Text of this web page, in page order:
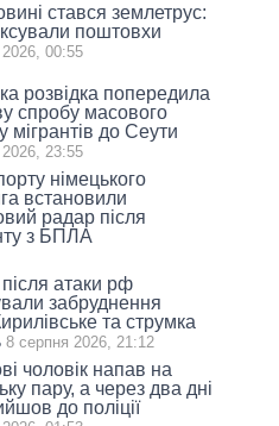
стався землетрус:
поштовхи
00:55
розвідка попередила
спробу масового
мігрантів до Сеути
23:55
німецького
встановили
радар після
з БПЛА
атаки рф
забруднення
та струмка
8 серпня 2026, 21:12
чоловік напав на
пару, а через два дні
до поліції